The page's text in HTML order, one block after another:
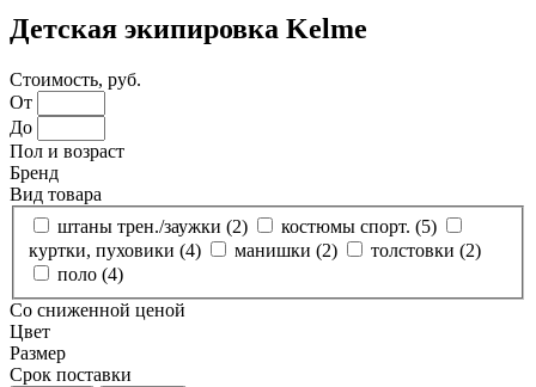
Детская экипировка Kelme
Стоимость, руб.
От
До
Пол и возраст
Бренд
Вид товара
штаны трен./заужки (2) костюмы спорт. (5)
куртки, пуховики (4) манишки (2) толстовки (2)
поло (4)
Со сниженной ценой
Цвет
Размер
Срок поставки